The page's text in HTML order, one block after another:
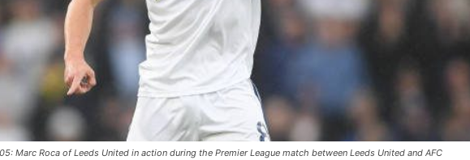
05: Marc Roca of Leeds United in action during the Premier League match between Leeds United and AFC